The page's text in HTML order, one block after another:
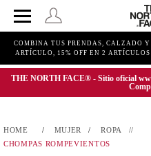
COMBINA TUS PRENDAS, CALZADO
ARTÍCULO, 15% OFF EN 2
THE NORTH FACE® - Sitio oficial
MUJER
ROPA
CHOMPAS ROMPEVIENTOS